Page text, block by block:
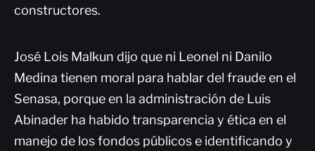
constructores.
José Lois Malkun dijo que ni Leonel ni Danilo
Medina tienen moral para hablar del fraude en el
Senasa, porque en la administración de Luis
Abinader ha habido transparencia y ética en el
manejo de los fondos públicos e identificando y